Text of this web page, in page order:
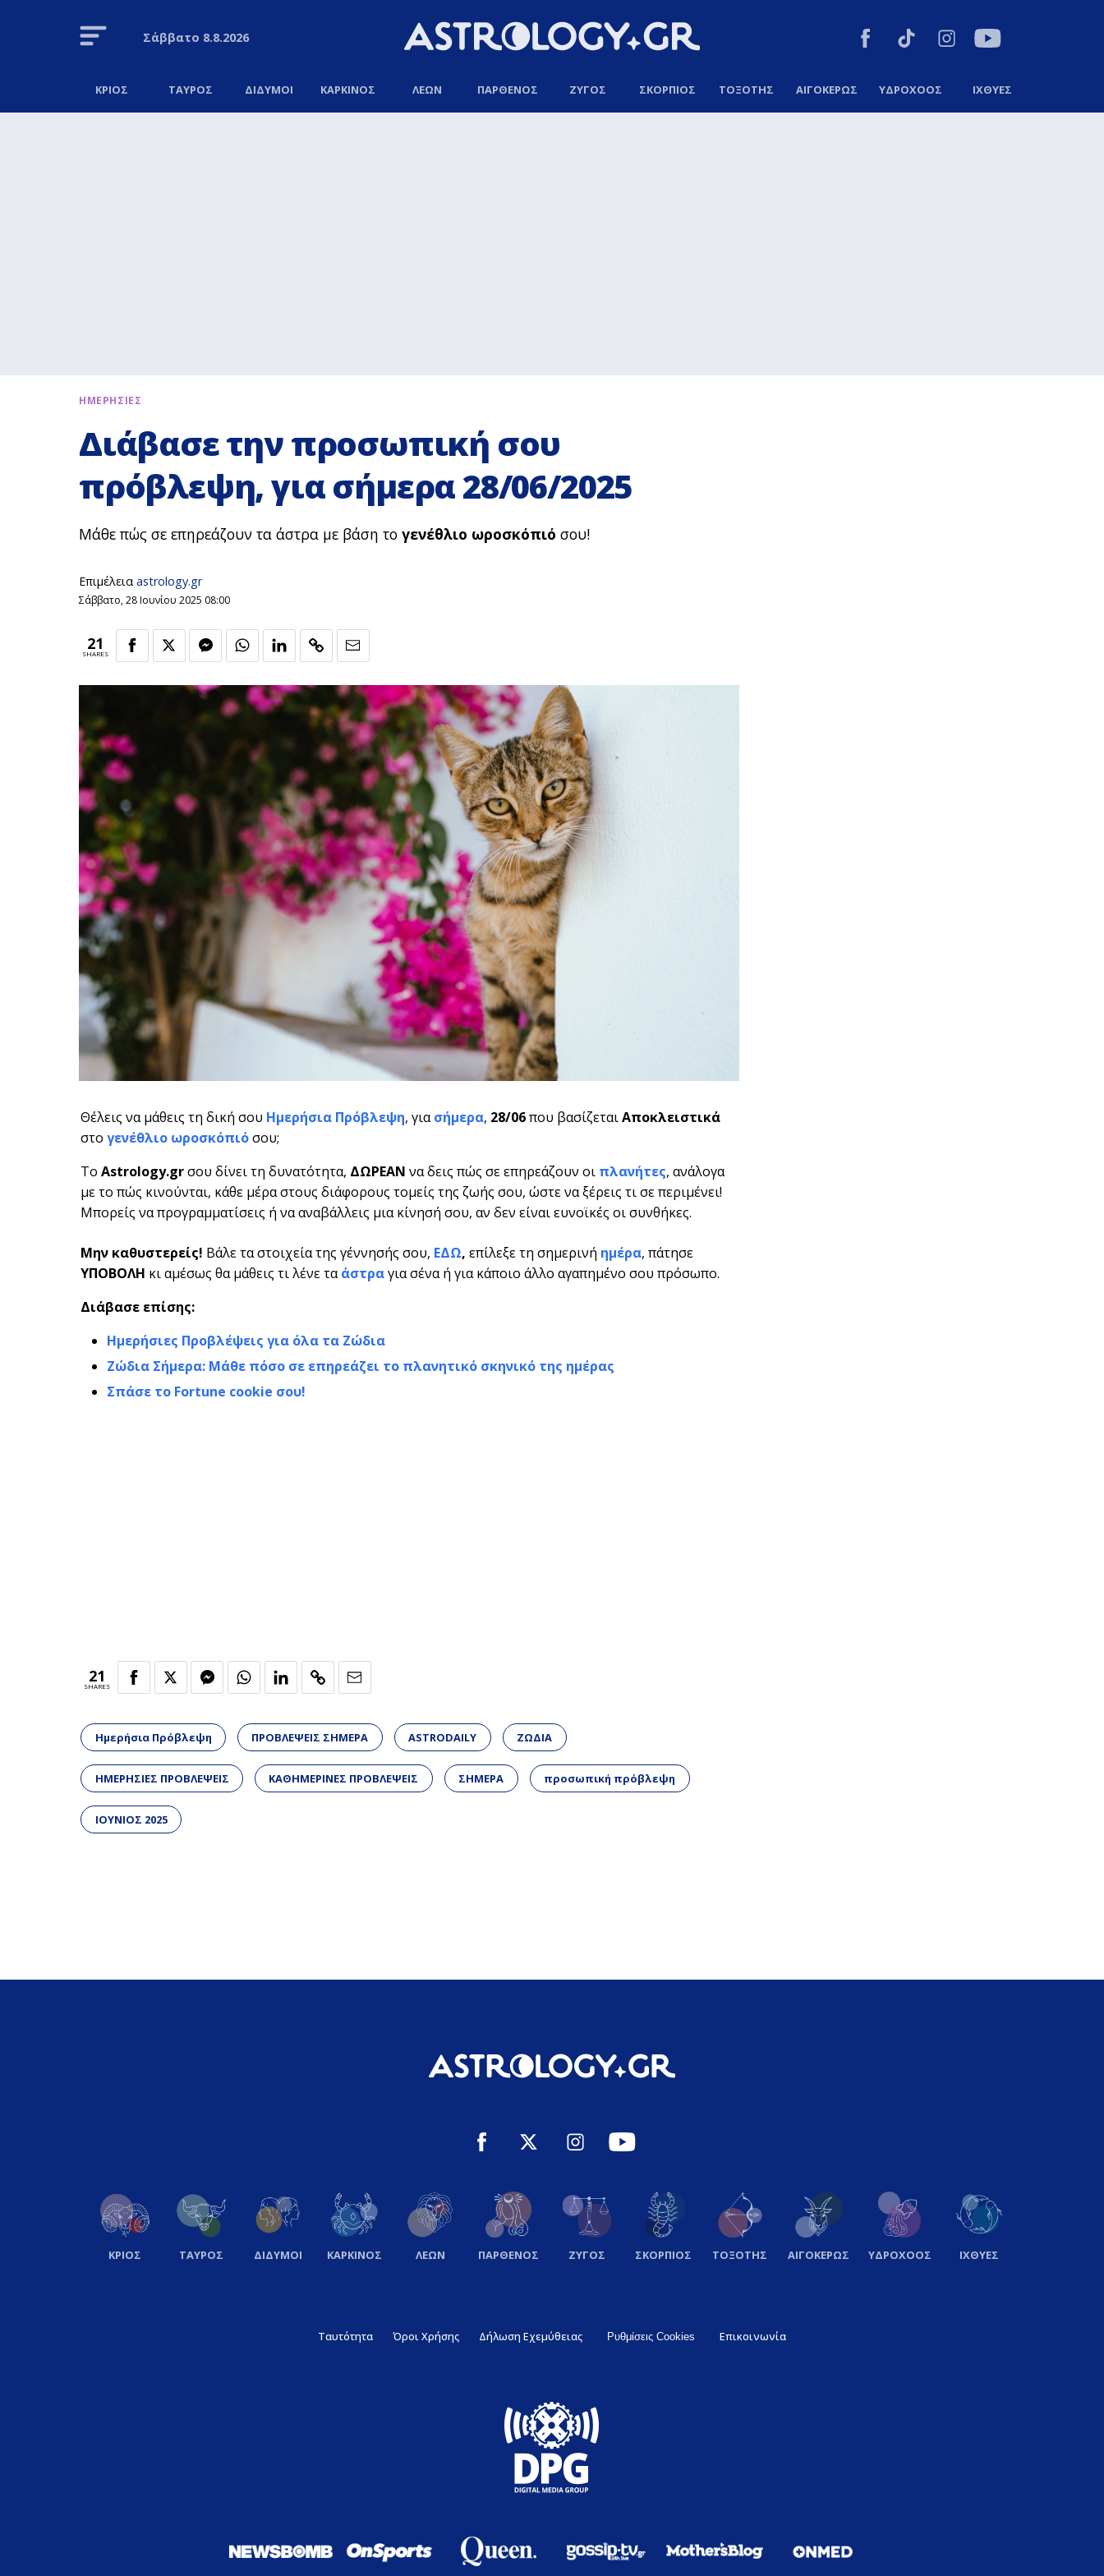
Σάββατο 8.8.2026
ΚΡΙΟΣ ΤΑΥΡΟΣ ΔΙΔΥΜΟΙ ΚΑΡΚΙΝΟΣ ΛΕΩΝ ΠΑΡΘΕΝΟΣ ΖΥΓΟΣ ΣΚΟΡΠΙΟΣ ΤΟΞΟΤΗΣ ΑΙΓΟΚΕΡΩΣ ΥΔΡΟΧΟΟΣ ΙΧΘΥΕΣ
ΗΜΕΡΗΣΙΕΣ
Διάβασε την προσωπική σου
πρόβλεψη, για σήμερα 28/06/2025
Μάθε πώς σε επηρεάζουν τα άστρα με βάση το γενέθλιο ωροσκόπιό σου!
Επιμέλεια astrology.gr
Σάββατο, 28 Ιουνίου 2025 08:00
21
SHARES
Θέλεις να μάθεις τη δική σου Ημερήσια Πρόβλεψη, γιασήμερα, 28/06που βασίζεταιΑποκλειστικά
στο γενέθλιο ωροσκόπιόσου;
Το Astrology.grσου δίνει τη δυνατότητα, ΔΩΡΕΑΝ να δεις πώς σε επηρεάζουν οι πλανήτες, ανάλογα
με το πώς κινούνται, κάθε μέρα στους διάφορους τομείς της ζωής σου, ώστε να ξέρεις τι σε περιμένει!
Μπορείς να προγραμματίσεις ή να αναβάλλεις μια κίνησή σου, αν δεν είναι ευνοϊκές οι συνθήκες.
Μην καθυστερείς! Βάλε τα στοιχεία της γέννησής σου, ΕΔΩ, επίλεξε τη σημερινή ημέρα, πάτησε
ΥΠΟΒΟΛΗ κι αμέσως θα μάθεις τι λένε ταάστραγια σένα ή για κάποιο άλλο αγαπημένο σου πρόσωπο.
Διάβασε επίσης:
Ημερήσιες Προβλέψεις για όλα τα Ζώδια
Ζώδια Σήμερα: Μάθε πόσο σε επηρεάζει το πλανητικό σκηνικό της ημέρας
Σπάσε το Fortune cookie σου!
21
SHARES
Ημερήσια Πρόβλεψη ΠΡΟΒΛΕΨΕΙΣ ΣΗΜΕΡΑ ASTRODAILY ΖΩΔΙΑ
ΗΜΕΡΗΣΙΕΣ ΠΡΟΒΛΕΨΕΙΣ ΚΑΘΗΜΕΡΙΝΕΣ ΠΡΟΒΛΕΨΕΙΣ ΣΗΜΕΡΑ προσωπική πρόβλεψη
ΙΟΥΝΙΟΣ 2025
ΚΡΙΟΣ ΤΑΥΡΟΣ ΔΙΔΥΜΟΙ ΚΑΡΚΙΝΟΣ ΛΕΩΝ ΠΑΡΘΕΝΟΣ ΖΥΓΟΣ ΣΚΟΡΠΙΟΣ ΤΟΞΟΤΗΣ ΑΙΓΟΚΕΡΩΣ ΥΔΡΟΧΟΟΣ ΙΧΘΥΕΣ
Ταυτότητα Όροι Χρήσης Δήλωση Εχεμύθειας Ρυθμίσεις Cookies Επικοινωνία